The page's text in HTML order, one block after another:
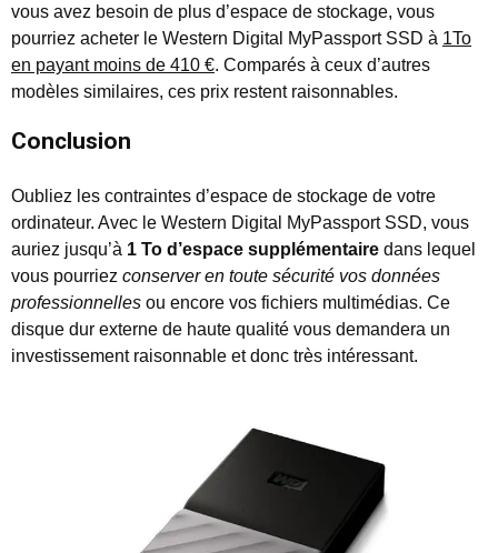
vous avez besoin de plus d’espace de stockage, vous
pourriez acheter le Western Digital MyPassport SSD à 1To
en payant moins de 410 €. Comparés à ceux d’autres
modèles similaires, ces prix restent raisonnables.
Conclusion
Oubliez les contraintes d’espace de stockage de votre
ordinateur. Avec le Western Digital MyPassport SSD, vous
auriez jusqu’à 1 To d’espace supplémentaire dans lequel
vous pourriez conserver en toute sécurité vos données
professionnelles ou encore vos fichiers multimédias. Ce
disque dur externe de haute qualité vous demandera un
investissement raisonnable et donc très intéressant.